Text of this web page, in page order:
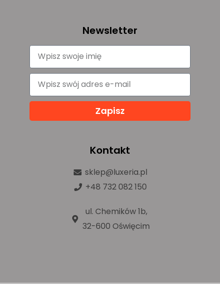
Newsletter
Zapisz
Kontakt
sklep@luxeria.pl
+48 732 082 150
ul. Chemików 1b,
32-600 Oświęcim